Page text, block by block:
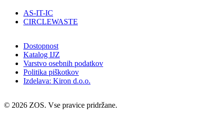
AS-IT-IC
CIRCLEWASTE
© 2026 ZOS. Vse pravice pridržane.
Dostopnost
Katalog IJZ
Varstvo osebnih podatkov
Politika piškotkov
Izdelava: Kiron d.o.o.